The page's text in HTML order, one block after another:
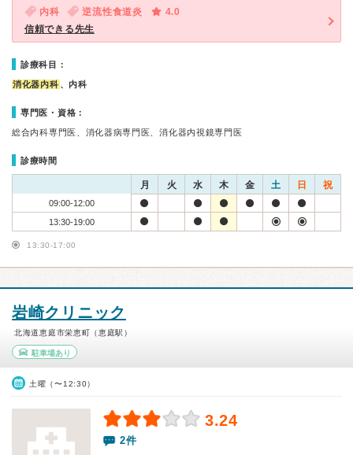
内科 逆流性食道炎
4.0
信頼できる先生
診療科目：
消化器内科 、内科
専門医・資格：
総合内科専門医、消化器病専門医、消化器内視鏡専門医
診療時間
月 火 水 木 金 土 日 祝
09:00-12:00
13:30-19:00
13:30-17:00
岩崎クリニック
北海道恵庭市栄恵町（恵庭駅）
駐車場あり
土曜（〜12:30）
3.24
2件